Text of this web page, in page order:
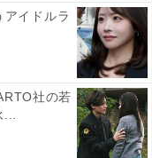
アイドルラ
社の若